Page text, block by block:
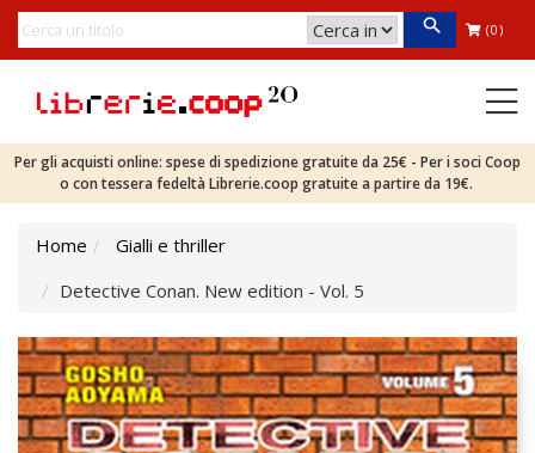
(0)
Per gli acquisti online: spese di spedizione gratuite da 25€ - Per i soci Coop
o con tessera fedeltà Librerie.coop gratuite a partire da 19€.
Home
Gialli e thriller
Detective Conan. New edition - Vol. 5